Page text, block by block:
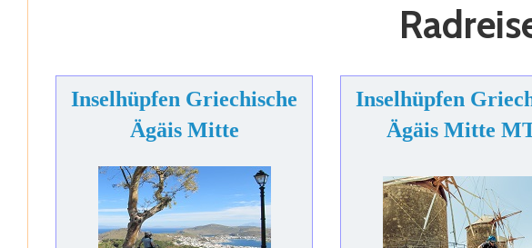
Inselhüpfen Griechische
Ägäis Mitte
Inselhüpfen
Ägäis Mitte